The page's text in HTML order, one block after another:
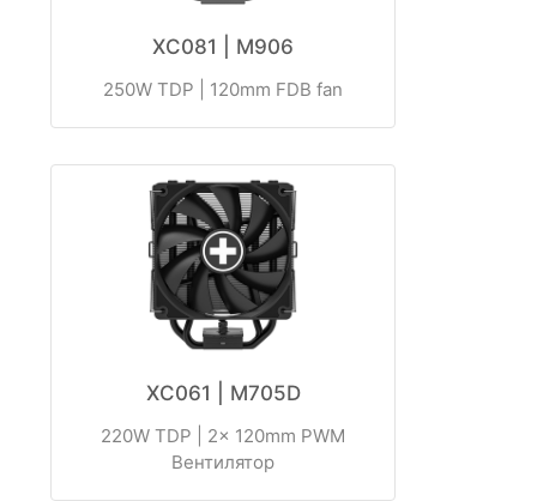
XC081 | M906
250W TDP | 120mm FDB fan
XC061 | M705D
220W TDP | 2x 120mm PWM
Вентилятор